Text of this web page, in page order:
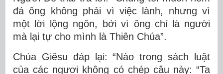
đá ông không phải vì việc lành, nhưng vì
một lời lộng ngôn, bởi vì ông chỉ là người
mà lại tự cho mình là Thiên Chúa”.
Chúa Giêsu đáp lại: “Nào trong sách luật
của các ngươi không có chép câu này: “Ta